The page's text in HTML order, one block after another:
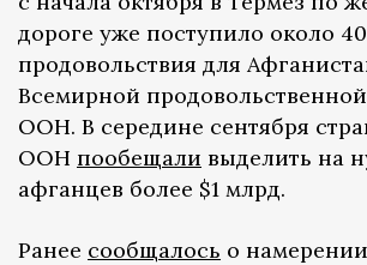
дороге уже поступило около
продовольствия для
Всемирной
ООН. В середине сентября
ООН пообещали выделить на
афганцев более $1 млрд.
Ранее сообщалось о